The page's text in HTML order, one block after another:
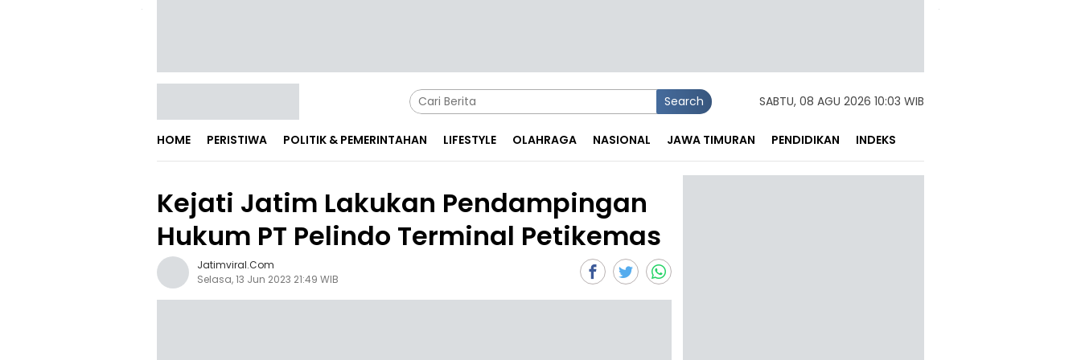
Search SABTU, 08 AGU 2026 10:03 WIB
HOME PERISTIWA POLITIK & PEMERINTAHAN LIFESTYLE OLAHRAGA NASIONAL JAWA TIMURAN PENDIDIKAN INDEKS
Kejati Jatim Lakukan Pendampingan
Hukum PT Pelindo Terminal Petikemas
Jatimviral.com
Selasa, 13 Jun 2023 21:49 WIB